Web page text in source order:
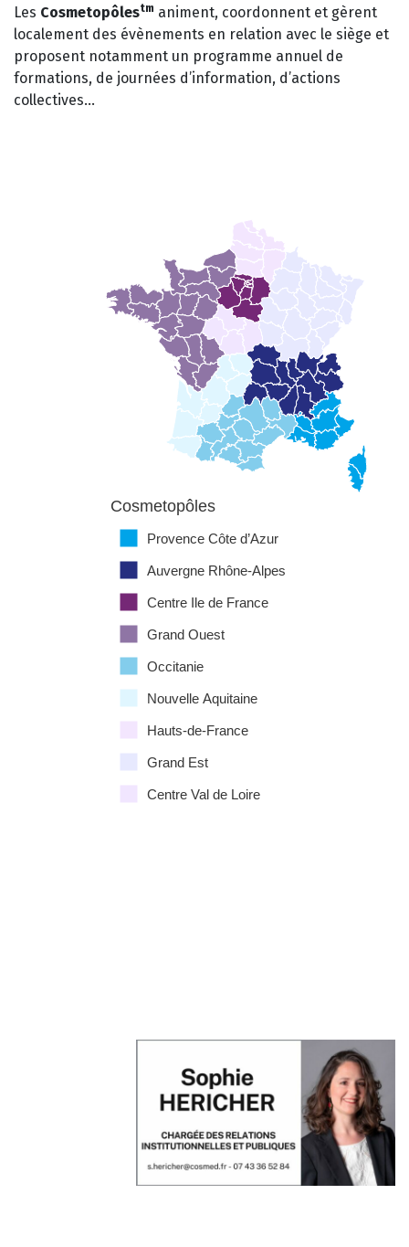
Les Cosmetopôlestm animent, coordonnent et gèrent
localement des évènements en relation avec le siège et
proposent notamment un programme annuel de
formations, de journées d’information, d’actions
collectives…
Cosmetopôles
Provence Côte d’Azur
Auvergne Rhône-Alpes
Centre Ile de France
Grand Ouest
Occitanie
Nouvelle Aquitaine
Hauts-de-France
Grand Est
Centre Val de Loire